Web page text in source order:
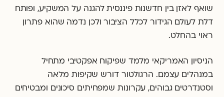
שואף לאזן בין חדשנות פיננסית להגנה על המשקיע, ופותח
דלת לעולם הגידור לכלל הציבור ולכן נדמה שהוא פתרון
ראוי בהחלט.
הניסיון האמריקאי מלמד שפיקוח אפקטיבי מתחיל
במנהלים עצמם. הרגולטור דורש שקיפות מלאה
וסטנדרטים גבוהים, עקרונות שמפחיתים סיכונים ומבטיחים